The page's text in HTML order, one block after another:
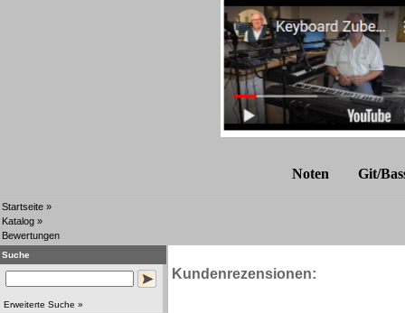
Noten Git/
Startseite »
Katalog »
Bewertungen
Suche
Erweiterte Suche »
Kundenrezensionen: